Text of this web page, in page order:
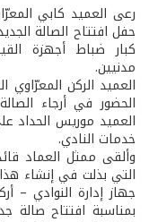
رعى العميد كابي
حفل افتتاح الصالة
كبار ضباط أجهزة
مدنيين.
العميد الركن المعرّاوي
الحضور في أرجاء
العميد موريس الحداد
خدمات النادي.
وألقى ممثل العماد
التي بذلت في إنشاء
جهاز إدارة النوادي –
بمناسبة افتتاح صالة